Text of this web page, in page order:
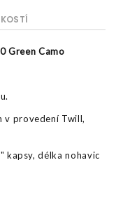
Green Camo
v provedení Twill,
kapsy, délka nohavic